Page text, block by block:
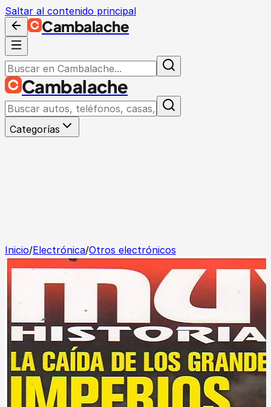
Saltar al contenido principal
Cambalache
Cambalache
Categorías
Inicio/Electrónica/Otros electrónicos